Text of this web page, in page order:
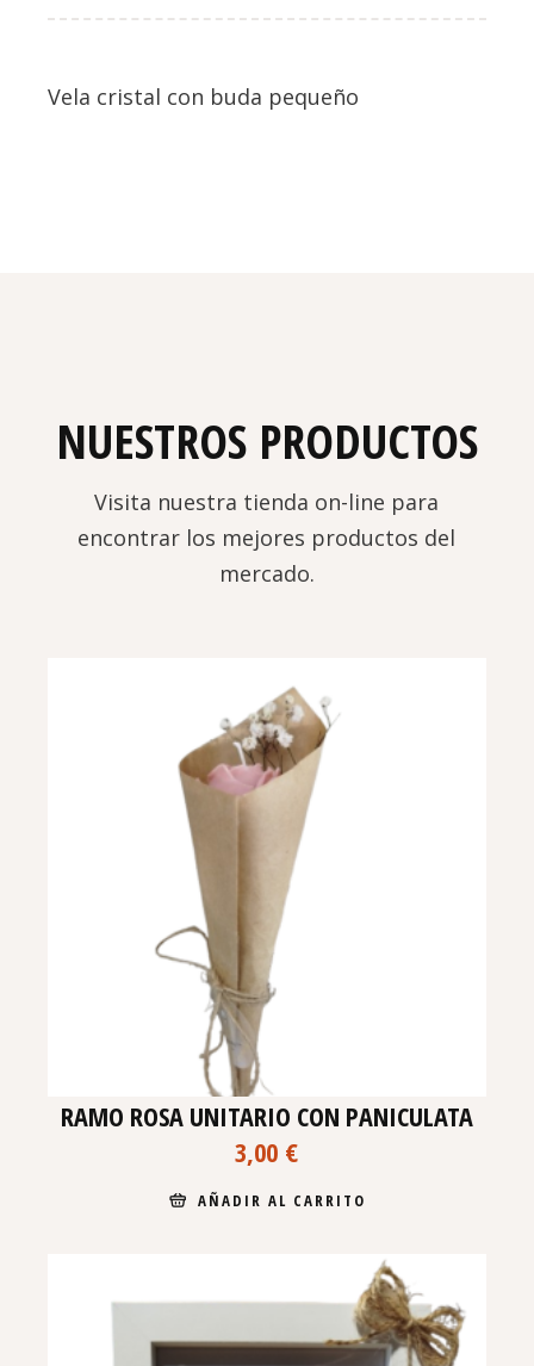
Vela cristal con buda pequeño
NUESTROS PRODUCTOS
Visita nuestra tienda on-line para
encontrar los mejores productos del
mercado.
RAMO ROSA UNITARIO CON PANICULATA
3,00 €
AÑADIR AL CARRITO